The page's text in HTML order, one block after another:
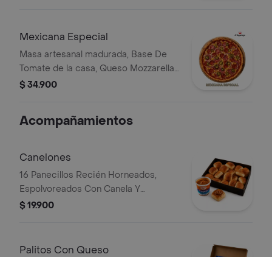
Mexicana Especial
Masa artesanal madurada, Base De
Tomate de la casa, Queso Mozzarella,
Salami, Chorizo, Maíz Tierno, Cebolla y
$ 34.900
Acompañamientos
Canelones
16 Panecillos Recién Horneados,
Espolvoreados Con Canela Y
Acompañados De Arequipe Alpina.
$ 19.900
Palitos Con Queso